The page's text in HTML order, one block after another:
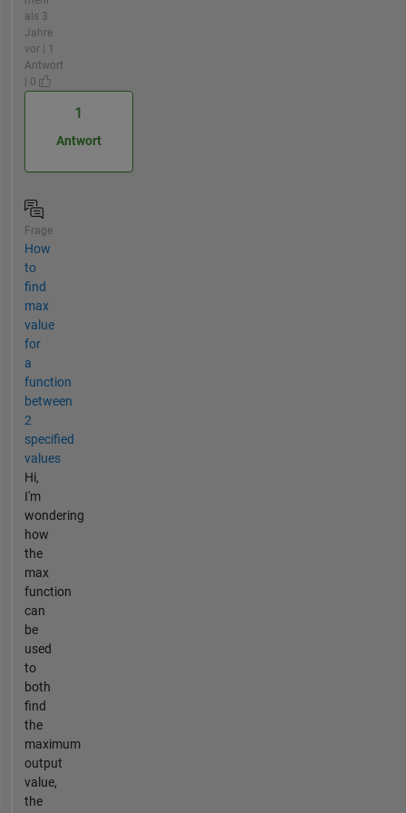
als 3
Jahre
vor | 1
Antwort
| 0
1
Antwort
Frage
How
to
find
max
value
for
a
function
between
2
specified
values
Hi,
I'm
wondering
how
the
max
function
can
be
used
to
both
find
the
maximum
output
value,
the